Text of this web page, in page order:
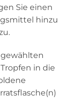
Sie einen
hinzu
gewählten
in die